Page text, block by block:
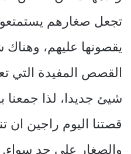
تجعل صغارهم
يقصونها عليهم،
القصص المفيدة التي
شيئ جديدا، لذا جمعنا
قصتنا اليوم راجين ان
والصغار على حد سواء.